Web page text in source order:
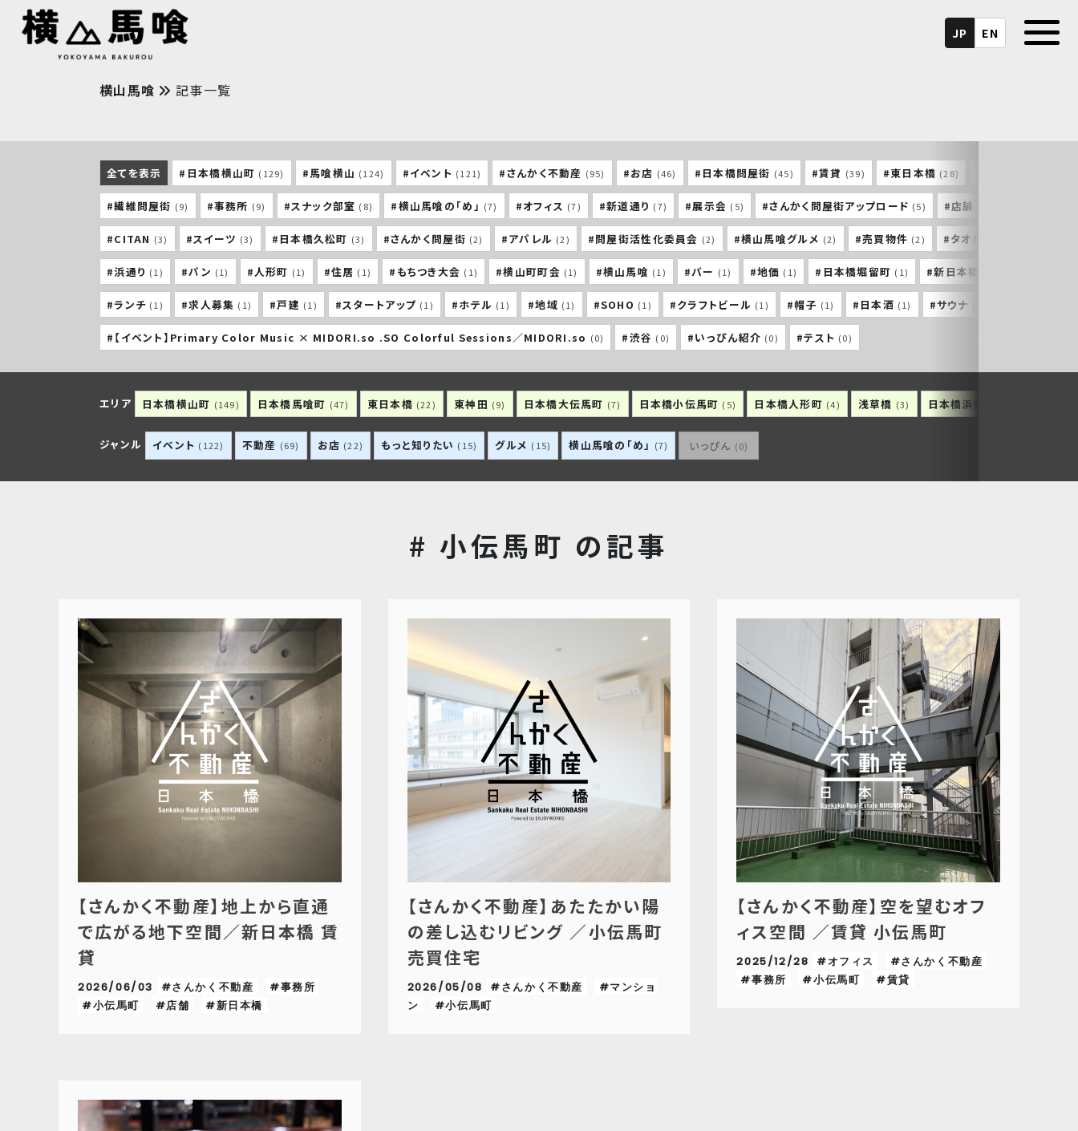
JP EN
横山馬喰 記事一覧
全てを表示 #日本橋横山町 (129) #馬喰横山 (124) #イベント (121) #さんかく不動産 (95) #お店 (46) #日本橋問屋街 (45) #賃貸 (39) #東日本橋 (28)
#繊維問屋街 (9) #事務所 (9) #スナック部室 (8) #横山馬喰の「め」 (7) #オフィス (7) #新道通り (7) #展示会 (5) #さんかく問屋街アップロード (5) #店舗
#CITAN (3) #スイーツ (3) #日本橋久松町 (3) #さんかく問屋街 (2) #アパレル (2) #問屋街活性化委員会 (2) #横山馬喰グルメ (2) #売買物件 (2) #タオル
#浜通り (1) #パン (1) #人形町 (1) #住居 (1) #もちつき大会 (1) #横山町町会 (1) #横山馬喰 (1) #バー (1) #地価 (1) #日本橋堀留町 (1) #新日本橋
#ランチ (1) #求人募集 (1) #戸建 (1) #スタートアップ (1) #ホテル (1) #地域 (1) #SOHO (1) #クラフトビール (1) #帽子 (1) #日本酒 (1) #サウナ
#【イベント】Primary Color Music × MIDORI.so .SO Colorful Sessions／MIDORI.so (0) #渋谷 (0) #いっぴん紹介 (0) #テスト (0)
エリア 日本橋横山町 (149) 日本橋馬喰町 (47) 東日本橋 (22) 東神田 (9) 日本橋大伝馬町 (7) 日本橋小伝馬町 (5) 日本橋人形町 (4) 浅草橋 (3) 日本橋浜町
ジャンル イベント (122) 不動産 (69) お店 (22) もっと知りたい (15) グルメ (15) 横山馬喰の「め」 (7) いっぴん (0)
# 小伝馬町 の記事
【さんかく不動産】地上から直通
で広がる地下空間／新日本橋 賃
貸
2026/06/03 #さんかく不動産
#事務所
#小伝馬町
#店舗 #新日本橋
【さんかく不動産】あたたかい陽
の差し込むリビング ／小伝馬町
売買住宅
2026/05/08 #さんかく不動産
#マンショ
ン
#小伝馬町
【さんかく不動産】空を望むオフ
ィス空間 ／賃貸 小伝馬町
2025/12/28 #オフィス
#さんかく不動産
#事務所
#小伝馬町 #賃貸